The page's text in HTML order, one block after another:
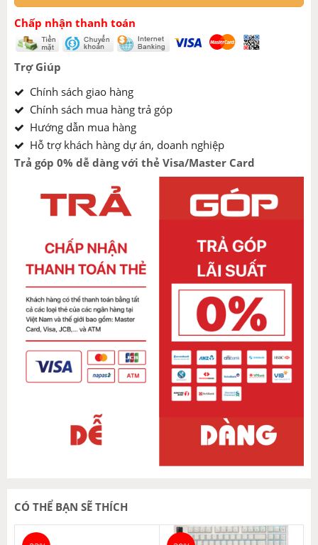
Chấp nhận thanh toán
Trợ Giúp
Chính sách giao hàng
Chính sách mua hàng trả góp
Hướng dẫn mua hàng
Hỗ trợ khách hàng dự án, doanh nghiệp
Trả góp 0% dễ dàng với thẻ Visa/Master Card
CÓ THỂ BẠN SẼ THÍCH